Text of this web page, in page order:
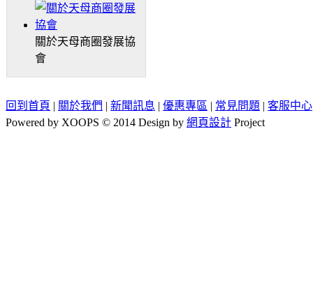
關於天母商圈發展協
會
回到首頁 | 關於我們 | 新聞訊息 | 優惠專區 | 常見問題 | 客服中心
Powered by XOOPS © 2014 Design by 網頁設計 Project